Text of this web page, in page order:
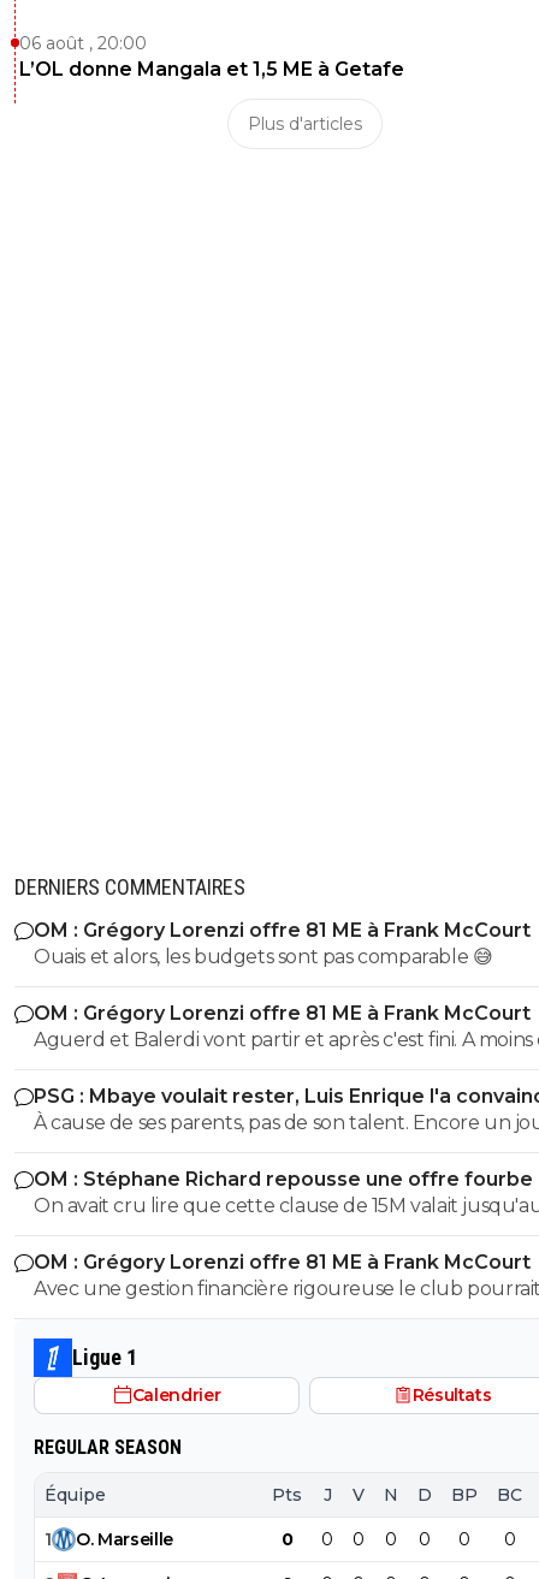
06 août , 20:00
L’OL donne Mangala et 1,5 ME à Getafe
Plus d'articles
DERNIERS COMMENTAIRES
OM : Grégory Lorenzi offre 81 ME à Frank McCourt
Ouais et alors, les budgets sont pas comparable 😅
OM : Grégory Lorenzi offre 81 ME à Frank McCourt
Aguerd et Balerdi vont partir et après c'est fini. A moins d'une
offre irrefusable. Avec ça on va arriver a a peu près a
avec les salaires économisés
PSG : Mbaye voulait rester, Luis Enrique l'a
À cause de ses parents, pas de son talent. Encore un
avec entourage nocif.
OM : Stéphane Richard repousse une offre fourbe
Aguerd
On avait cru lire que cette clause de 15M valait
juillet. ?
OM : Grégory Lorenzi offre 81 ME à Frank McCourt
Avec une gestion financière rigoureuse le club
envisager une capitalisation supérieure au 1,2 milliards
comme base de négociation avec l’Arabie Saoudite!
Ligue 1
Calendrier Résultats
REGULAR SEASON
Équipe Pts J V N D BP BC
1 O. Marseille 0 0 0 0 0 0 0